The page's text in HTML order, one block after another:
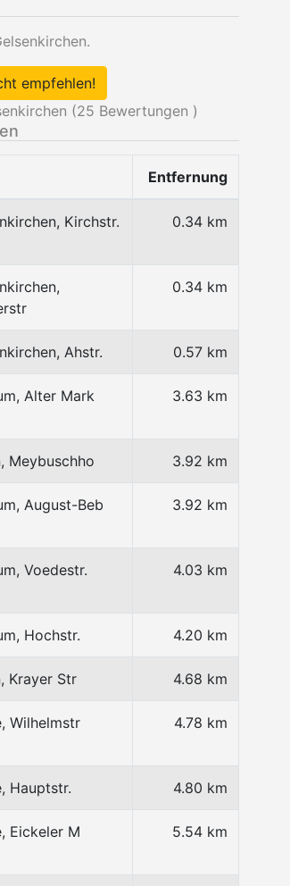
empfehlen!
(25 Bewertungen )
Entfernung
Kirchstr. 0.34 km
0.34 km
Ahstr. 0.57 km
Alter Mark 3.63 km
Meybuschho 3.92 km
August-Beb 3.92 km
Voedestr. 4.03 km
Hochstr. 4.20 km
Krayer Str 4.68 km
Wilhelmstr 4.78 km
Hauptstr. 4.80 km
Eickeler M 5.54 km